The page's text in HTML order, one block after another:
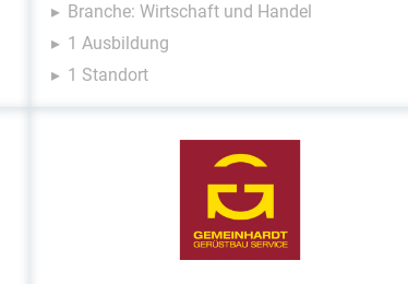
Branche: Wirtschaft und Handel
1 Ausbildung
1 Standort